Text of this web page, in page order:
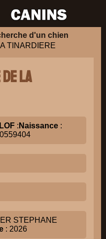
d'un chien
TINARDIERE
LA
LOF : Naissance :
STEPHANE
: 2026